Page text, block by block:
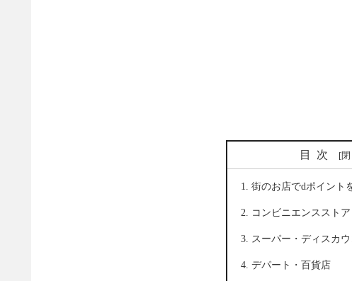
目次
街のお店でdポイント
コンビニエンスストア
スーパー・ディスカ
デパート・百貨店